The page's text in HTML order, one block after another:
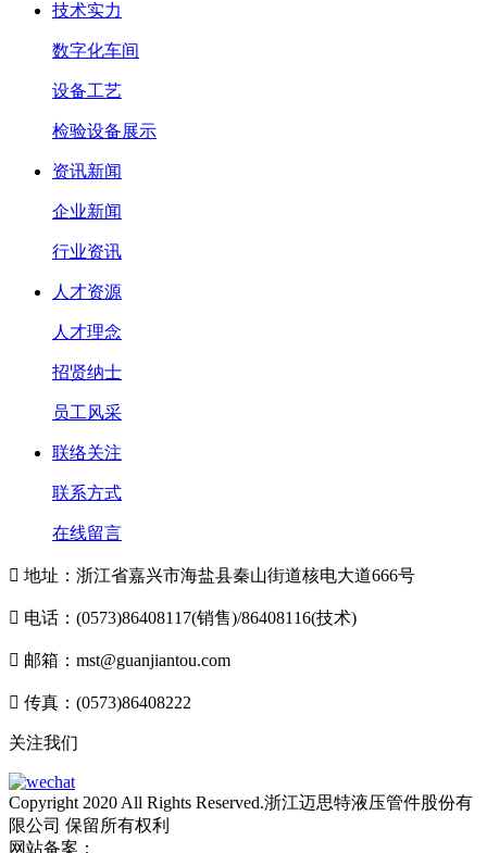
技术实力
数字化车间
设备工艺
检验设备展示
资讯新闻
企业新闻
行业资讯
人才资源
人才理念
招贤纳士
员工风采
联络关注
联系方式
在线留言
 地址：浙江省嘉兴市海盐县秦山街道核电大道666号
 电话：(0573)86408117(销售)/86408116(技术)
 邮箱：mst@guanjiantou.com
 传真：(0573)86408222
关注我们
Copyright 2020 All Rights Reserved.浙江迈思特液压管件股份有
限公司 保留所有权利
网站备案：